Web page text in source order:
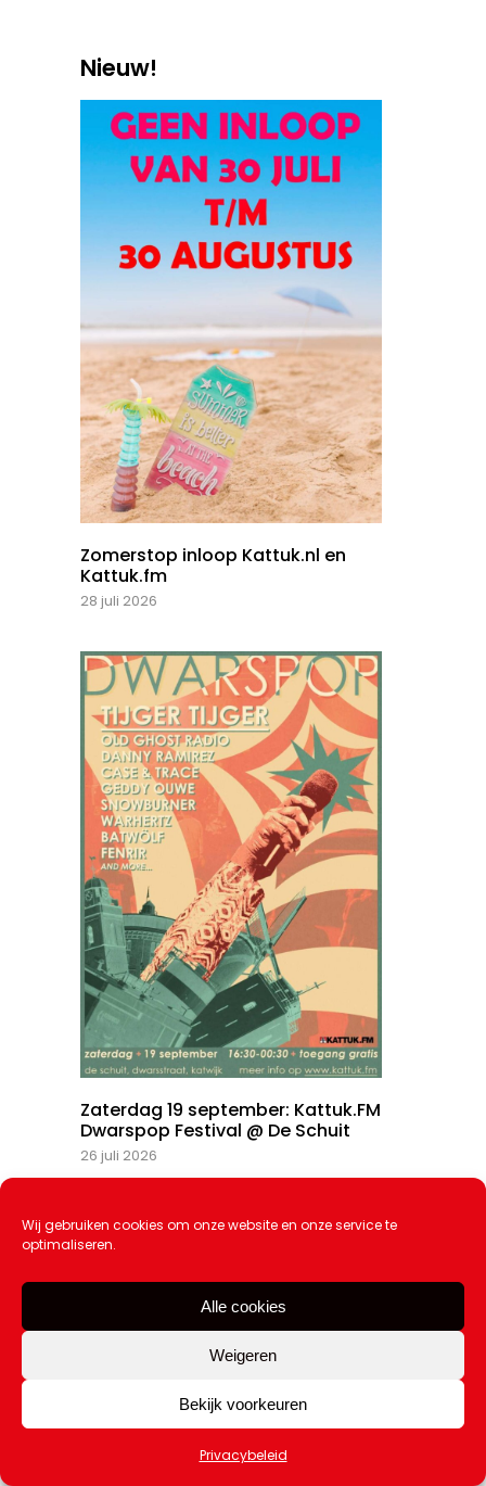
Wij gebruiken cookies om onze website en onze service te
optimaliseren.
Alle cookies
Weigeren
Bekijk voorkeuren
Privacybeleid
Nieuw!
Zomerstop inloop Kattuk.nl en
Kattuk.fm
28 juli 2026
Zaterdag 19 september: Kattuk.FM
Dwarspop Festival @ De Schuit
26 juli 2026